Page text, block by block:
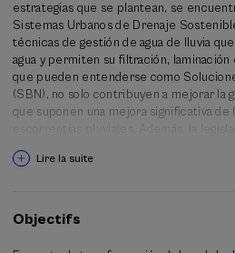
estrategias que se plantean, se
Sistemas Urbanos de Drenaje
técnicas de gestión de agua de lluvia
agua y permiten su filtración,
que pueden entenderse como
(SBN), no solo contribuyen a mejorar la
que suponen una mejora significativa de
gestores de las redes de saneamiento a
requisitos relativos a los vertidos
Ante esta situación, es importante
experiencias y facilitar información
Lire la suite
Objectifs